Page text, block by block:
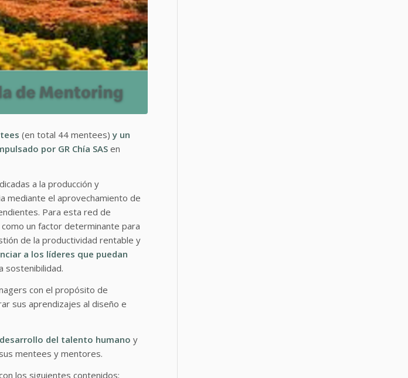
(en total 44 mentees) y un
por GR Chía SAS en
a la producción y
mediante el aprovechamiento de
Para esta red de
un factor determinante para
de la productividad rentable y
a los líderes que puedan
sostenibilidad.
con el propósito de
sus aprendizajes al diseño e
del talento humano y
mentees y mentores.
los siguientes contenidos: